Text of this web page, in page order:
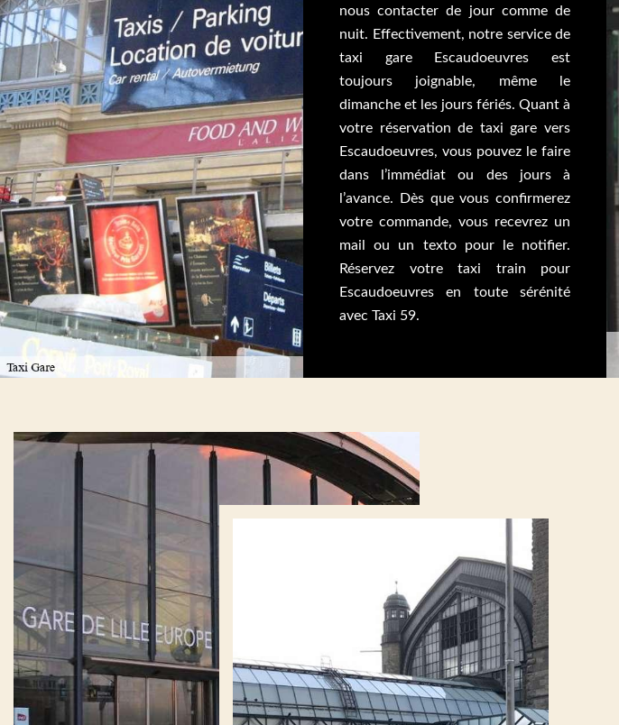
nous contacter de jour comme de
nuit. Effectivement, notre service de
taxi gare Escaudoeuvres est
toujours joignable, même le
dimanche et les jours fériés. Quant à
votre réservation de taxi gare vers
Escaudoeuvres, vous pouvez le faire
dans l’immédiat ou des jours à
l’avance. Dès que vous confirmerez
votre commande, vous recevrez un
mail ou un texto pour le notifier.
Réservez votre taxi train pour
Escaudoeuvres en toute sérénité
avec Taxi 59.